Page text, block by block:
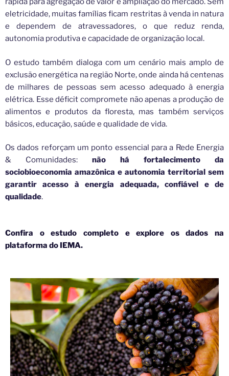
eletricidade, muitas famílias ficam restritas à venda in natura
e dependem de atravessadores, o que reduz renda,
autonomia produtiva e capacidade de organização local.
O estudo também dialoga com um cenário mais amplo de
exclusão energética na região Norte, onde ainda há centenas
de milhares de pessoas sem acesso adequado à energia
elétrica. Esse déficit compromete não apenas a produção de
alimentos e produtos da floresta, mas também serviços
básicos, educação, saúde e qualidade de vida.
Os dados reforçam um ponto essencial para a Rede Energia
& Comunidades: não há fortalecimento da
sociobioeconomia amazônica e autonomia territorial sem
garantir acesso à energia adequada, confiável e de
qualidade.
Confira o estudo completo e explore os dados na
plataforma do IEMA.